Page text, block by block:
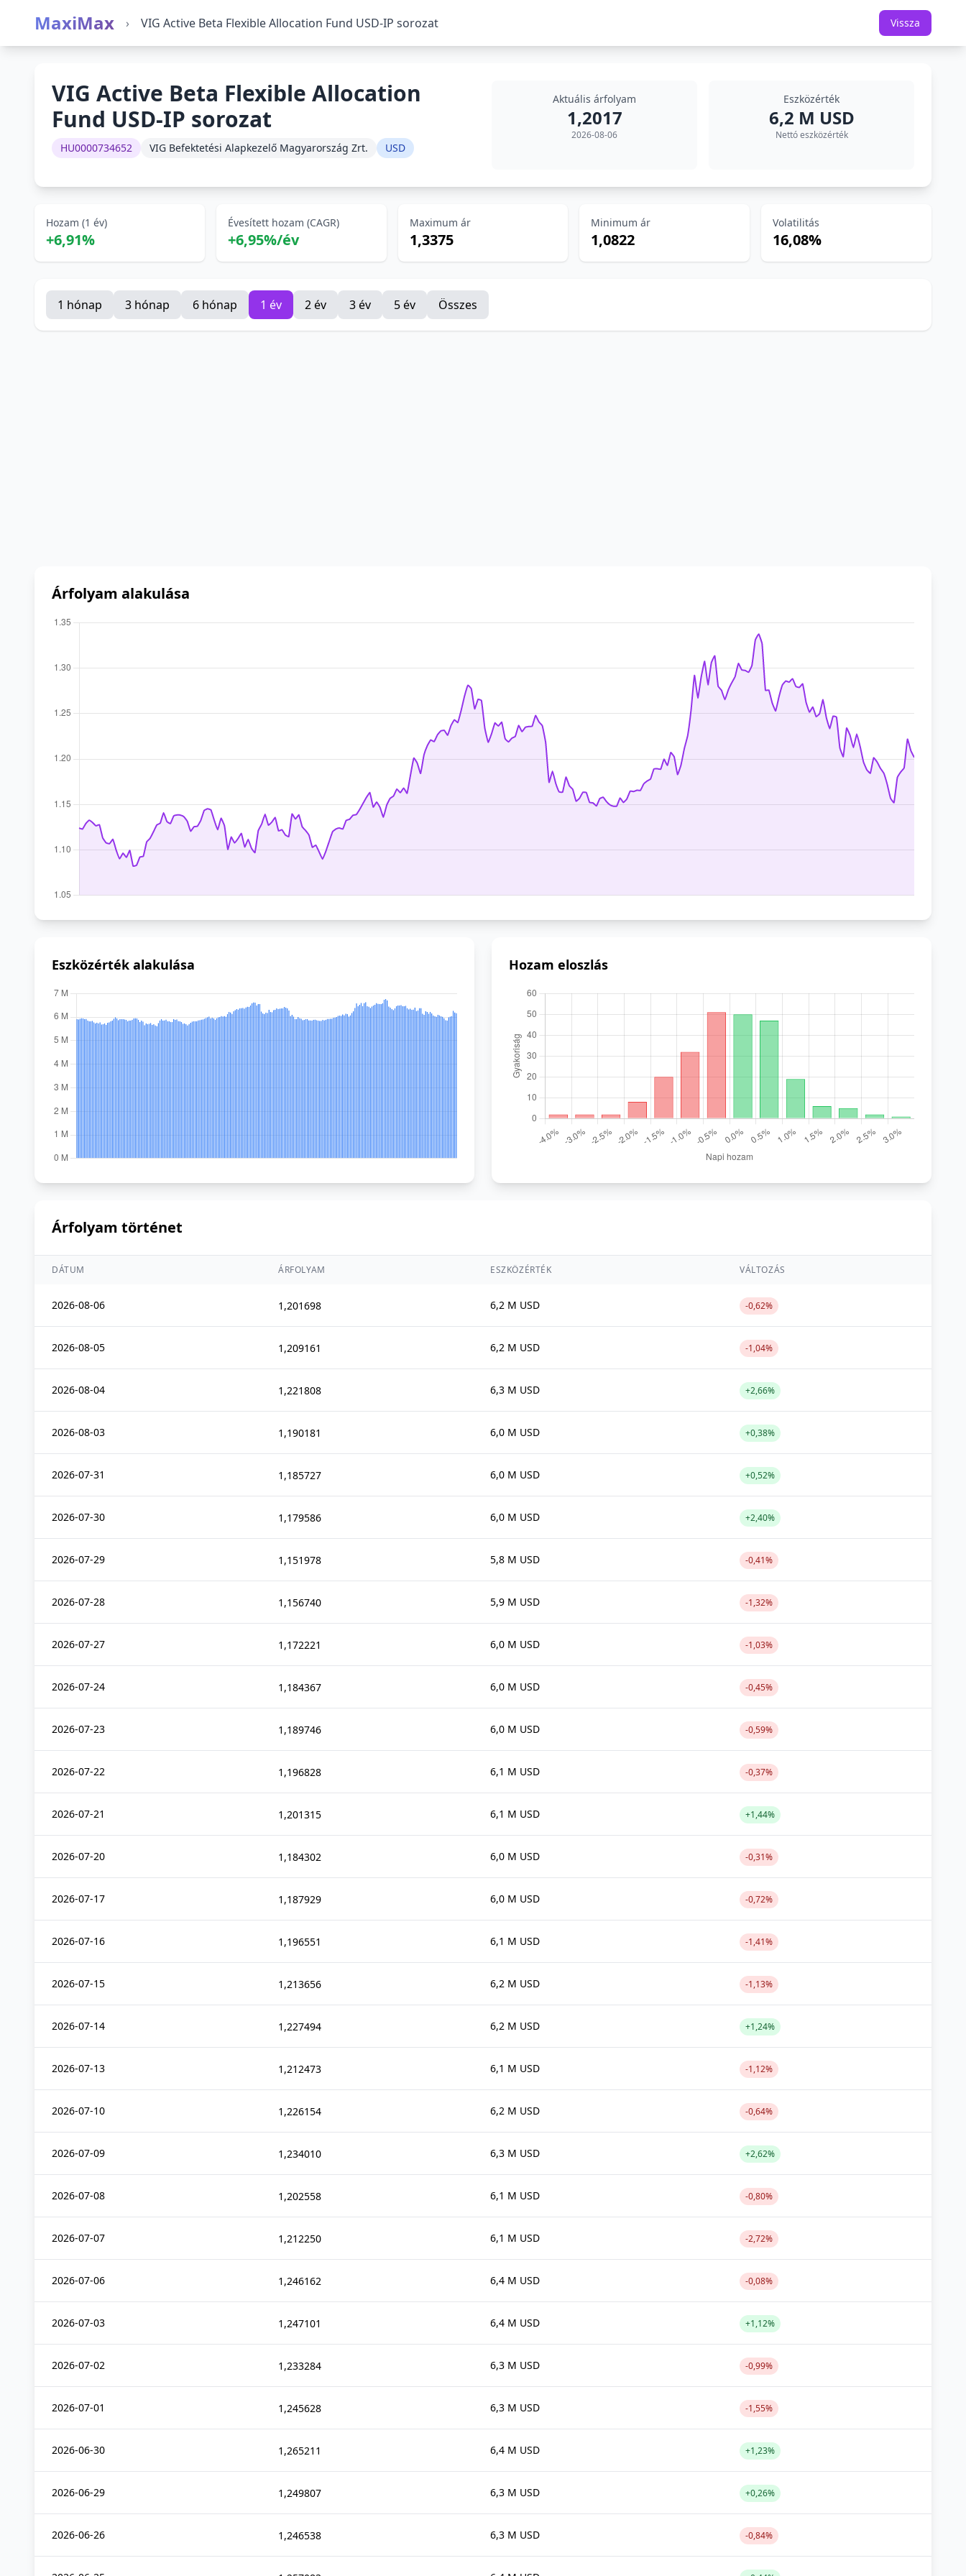
MaxiMax › VIG Active Beta Flexible Allocation Fund USD-IP sorozat Vissza
VIG Active Beta Flexible Allocation
Fund USD-IP sorozat
HU0000734652 VIG Befektetési Alapkezelő Magyarország Zrt. USD
Aktuális árfolyam
1,2017
2026-08-06
Eszközérték
6,2 M USD
Nettó eszközérték
Hozam (1 év)
+6,91%
Évesített hozam (CAGR)
+6,95%/év
Maximum ár
1,3375
Minimum ár
1,0822
Volatilitás
16,08%
1 hónap 3 hónap 6 hónap 1 év 2 év 3 év 5 év Összes
Árfolyam alakulása
Eszközérték alakulása Hozam eloszlás
Árfolyam történet
DÁTUM ÁRFOLYAM ESZKÖZÉRTÉK VÁLTOZÁS
2026-08-06 1,201698 6,2 M USD -0,62%
2026-08-05 1,209161 6,2 M USD -1,04%
2026-08-04 1,221808 6,3 M USD +2,66%
2026-08-03 1,190181 6,0 M USD +0,38%
2026-07-31 1,185727 6,0 M USD +0,52%
2026-07-30 1,179586 6,0 M USD +2,40%
2026-07-29 1,151978 5,8 M USD -0,41%
2026-07-28 1,156740 5,9 M USD -1,32%
2026-07-27 1,172221 6,0 M USD -1,03%
2026-07-24 1,184367 6,0 M USD -0,45%
2026-07-23 1,189746 6,0 M USD -0,59%
2026-07-22 1,196828 6,1 M USD -0,37%
2026-07-21 1,201315 6,1 M USD +1,44%
2026-07-20 1,184302 6,0 M USD -0,31%
2026-07-17 1,187929 6,0 M USD -0,72%
2026-07-16 1,196551 6,1 M USD -1,41%
2026-07-15 1,213656 6,2 M USD -1,13%
2026-07-14 1,227494 6,2 M USD +1,24%
2026-07-13 1,212473 6,1 M USD -1,12%
2026-07-10 1,226154 6,2 M USD -0,64%
2026-07-09 1,234010 6,3 M USD +2,62%
2026-07-08 1,202558 6,1 M USD -0,80%
2026-07-07 1,212250 6,1 M USD -2,72%
2026-07-06 1,246162 6,4 M USD -0,08%
2026-07-03 1,247101 6,4 M USD +1,12%
2026-07-02 1,233284 6,3 M USD -0,99%
2026-07-01 1,245628 6,3 M USD -1,55%
2026-06-30 1,265211 6,4 M USD +1,23%
2026-06-29 1,249807 6,3 M USD +0,26%
2026-06-26 1,246538 6,3 M USD -0,84%